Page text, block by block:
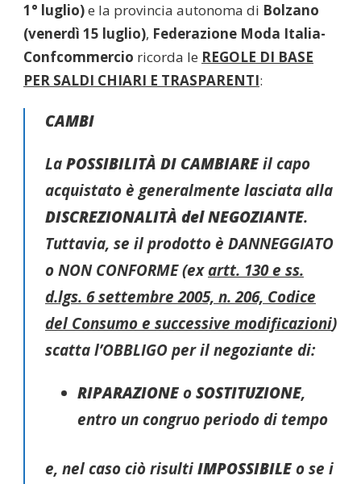
1° luglio)e la provincia autonoma di Bolzano
(venerdì 15 luglio), Federazione Moda Italia-
Confcommercio ricorda le REGOLE DI BASE
PER SALDI CHIARI E TRASPARENTI:
CAMBI
LaPOSSIBILITÀ DI CAMBIAREil capo
acquistato è generalmente lasciata alla
DISCREZIONALITÀ del NEGOZIANTE.
Tuttavia, se il prodotto è DANNEGGIATO
o NON CONFORME (exartt. 130 e ss.
d.lgs. 6 settembre 2005, n. 206, Codice
del Consumo e successive modificazioni)
scatta l’OBBLIGO per il negoziante di:
RIPARAZIONEoSOSTITUZIONE,
entro un congruo periodo di tempo
e, nel caso ciò risultiIMPOSSIBILEo se i